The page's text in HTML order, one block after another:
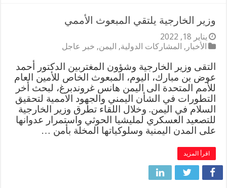
وزير الخارجية يلتقي المبعوث الأممي
يناير 18, 2022
الأخبار , المشاركات الدولية, اليمن, خبر عاجل
التقى وزير الخارجية وشؤون المغتربين الدكتور أحمد
عوض بن مبارك، اليوم، المبعوث الخاص للأمين العام
للأمم المتحدة الى اليمن هانس غروندبرغ، لبحث أخر
التطورات في الشأن اليمني والجهود الاممية لتحقيق
السلام في اليمن. وخلال اللقاء تطرق وزير الخارجية
للتصعيد العسكري لمليشيا الحوثي واستمرار عدوانها
على المدن اليمنية وسلوكياتها المخلة بأمن …
اقرأ المزيد